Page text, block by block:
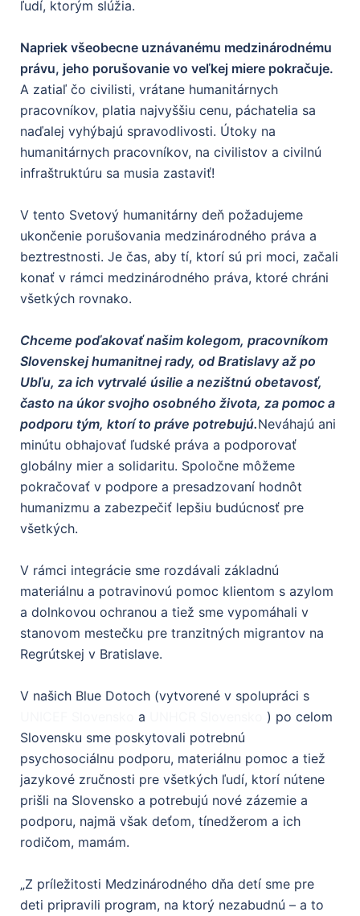
ľudí, ktorým slúžia.
Napriek všeobecne uznávanému medzinárodnému
právu, jeho porušovanie vo veľkej miere pokračuje.
A zatiaľ čo civilisti, vrátane humanitárnych
pracovníkov, platia najvyššiu cenu, páchatelia sa
naďalej vyhýbajú spravodlivosti. Útoky na
humanitárnych pracovníkov, na civilistov a civilnú
infraštruktúru sa musia zastaviť!
V tento Svetový humanitárny deň požadujeme
ukončenie porušovania medzinárodného práva a
beztrestnosti. Je čas, aby tí, ktorí sú pri moci, začali
konať v rámci medzinárodného práva, ktoré chráni
všetkých rovnako.
Chceme poďakovať našim kolegom, pracovníkom
Slovenskej humanitnej rady, od Bratislavy až po
Ubľu, za ich vytrvalé úsilie a nezištnú obetavosť,
často na úkor svojho osobného života, za pomoc a
podporu tým, ktorí to práve potrebujú.Neváhajú ani
minútu obhajovať ľudské práva a podporovať
globálny mier a solidaritu. Spoločne môžeme
pokračovať v podpore a presadzovaní hodnôt
humanizmu a zabezpečiť lepšiu budúcnosť pre
všetkých.
V rámci integrácie sme rozdávali základnú
materiálnu a potravinovú pomoc klientom s azylom
a dolnkovou ochranou a tiež sme vypomáhali v
stanovom mestečku pre tranzitných migrantov na
Regrútskej v Bratislave.
V našich Blue Dotoch (vytvorené v spolupráci s
a
) po celom
Slovensku sme poskytovali potrebnú
psychosociálnu podporu, materiálnu pomoc a tiež
jazykové zručnosti pre všetkých ľudí, ktorí nútene
prišli na Slovensko a potrebujú nové zázemie a
podporu, najmä však deťom, tínedžerom a ich
rodičom, mamám.
„Z príležitosti Medzinárodného dňa detí sme pre
deti pripravili program, na ktorý nezabudnú – a to